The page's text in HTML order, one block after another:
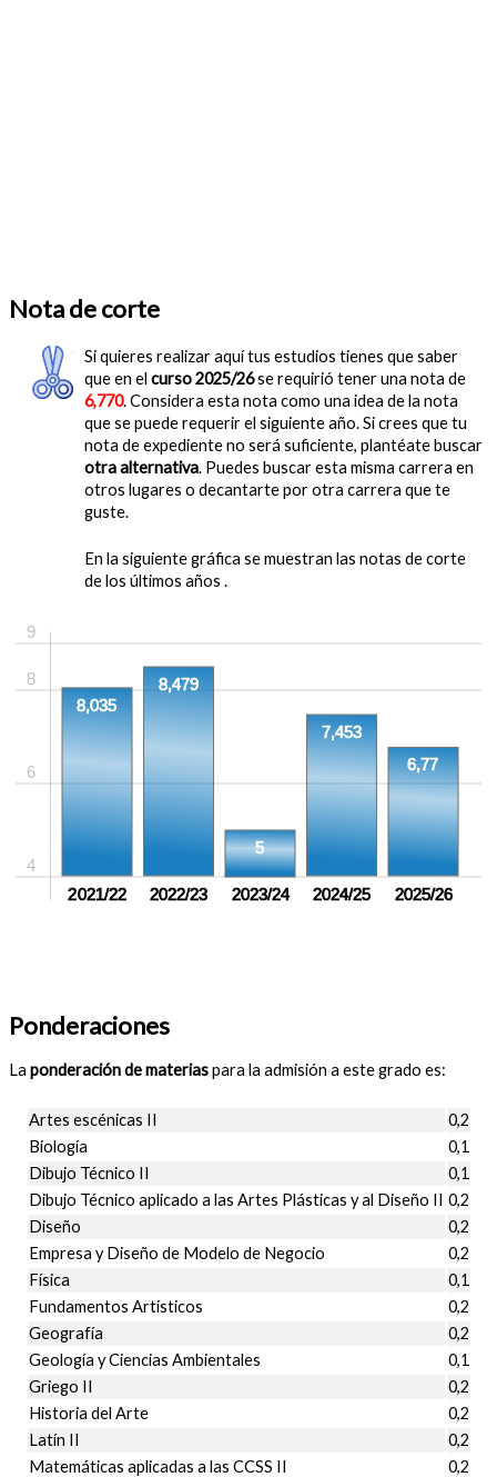
Nota de corte
Si quieres realizar aquí tus estudios tienes que saber
que en el curso 2025/26se requirió tener una nota de
6,770. Considera esta nota como una idea de la nota
que se puede requerir el siguiente año. Si crees que tu
nota de expediente no será suficiente, plantéate buscar
otra alternativa. Puedes buscar esta misma carrera en
otros lugares o decantarte por otra carrera que te
guste.
En la siguiente gráfica se muestran las notas de corte
de los últimos años .
9
4
6
8
8,035
8,479
5
7,453
6,77
2021/22 2022/23 2023/24 2024/25 2025/26
Ponderaciones
La ponderación de materiaspara la admisión a este grado es:
Artes escénicas II
0,2
Biología
0,1
Dibujo Técnico II
0,1
Dibujo Técnico aplicado a las Artes Plásticas y al Diseño II 0,2
Diseño
0,2
Empresa y Diseño de Modelo de Negocio
0,2
Física
0,1
Fundamentos Artísticos
0,2
Geografía
0,2
Geología y Ciencias Ambientales
0,1
Griego II
0,2
Historia del Arte
0,2
Latín II
0,2
Matemáticas aplicadas a las CCSS II
0,2